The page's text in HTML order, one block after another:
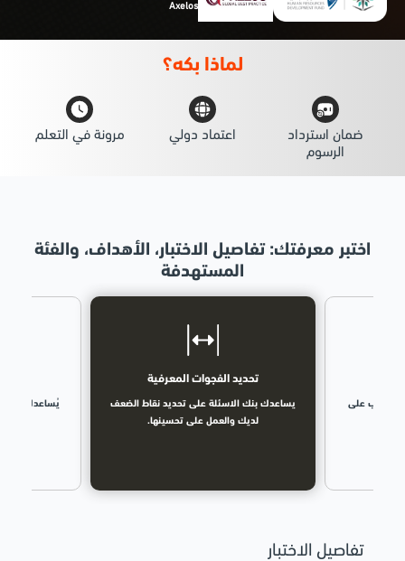
Axelos
لماذا بكه؟
ضمان استرداد
الرسوم
اعتماد دولي مرونة في التعلم
اختبر معرفتك: تفاصيل الاختبار، الأهداف، والفئة
المستهدفة
تفاصيل الاختبار
التدرب على
تحديد الفجوات المعرفية
يساعدك بنك الاسئلة على تحديد نقاط الضعف
لديك والعمل على تحسينها.
يُساعدك بنك